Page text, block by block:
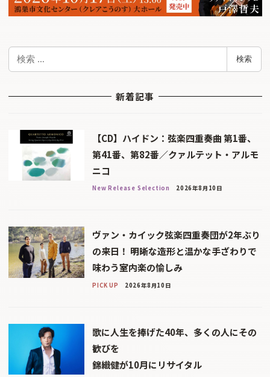
検
検索
新着記事
【CD】ハイドン：弦楽四重奏曲 第1番、
第41番、第82番／クァルテット・アルモ
ニコ
New Release Selection 2026年8月10日
ヴァン・カイック弦楽四重奏団が2年ぶり
の来日！ 明晰な造形と温かな手ざわりで
味わう室内楽の愉しみ
PICK UP 2026年8月10日
歌に人生を捧げた40年、多くの人にその
歓びを
錦織健が10月にリサイタル